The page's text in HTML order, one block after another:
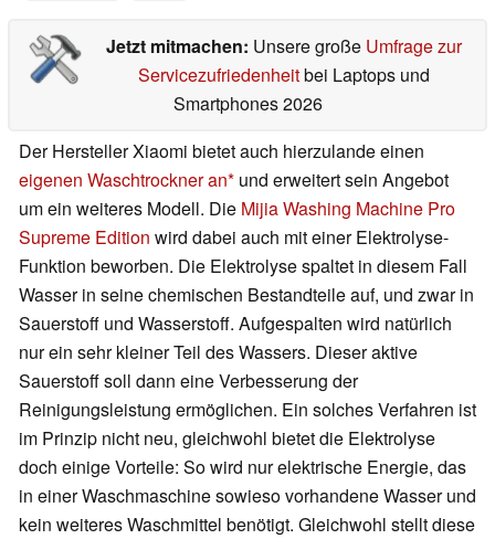
Jetzt mitmachen: Unsere große Umfrage zur
Servicezufriedenheitbei Laptops und
Smartphones 2026
Der Hersteller Xiaomi bietet auch hierzulande einen
eigenen Waschtrockner an und erweitert sein Angebot
um ein weiteres Modell. Die Mijia Washing Machine Pro
Supreme Edition wird dabei auch mit einer Elektrolyse-
Funktion beworben. Die Elektrolyse spaltet in diesem Fall
Wasser in seine chemischen Bestandteile auf, und zwar in
Sauerstoff und Wasserstoff. Aufgespalten wird natürlich
nur ein sehr kleiner Teil des Wassers. Dieser aktive
Sauerstoff soll dann eine Verbesserung der
Reinigungsleistung ermöglichen. Ein solches Verfahren ist
im Prinzip nicht neu, gleichwohl bietet die Elektrolyse
doch einige Vorteile: So wird nur elektrische Energie, das
in einer Waschmaschine sowieso vorhandene Wasser und
kein weiteres Waschmittel benötigt. Gleichwohl stellt diese